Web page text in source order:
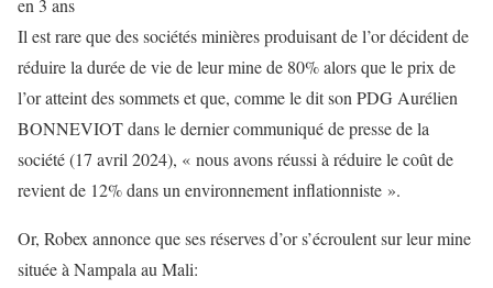
Il est rare que des sociétés minières produisant de l’or décident de
réduire la durée de vie de leur mine de 80% alors que le prix de
l’or atteint des sommets et que, comme le dit son PDG Aurélien
BONNEVIOT dans le dernier communiqué de presse de la
société (17 avril 2024), « nous avons réussi à réduire le coût de
revient de 12% dans un environnement inflationniste ».
Or, Robex annonce que ses réserves d’or s’écroulent sur leur mine
située à Nampala au Mali: